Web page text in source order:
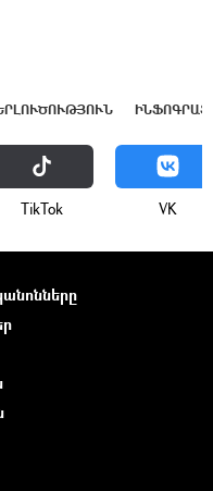
ТikТоk VK